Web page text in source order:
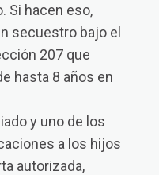
Si hacen eso,
secuestro bajo el
207 que
hasta 8 años en
y uno de los
a los hijos
autorizada,